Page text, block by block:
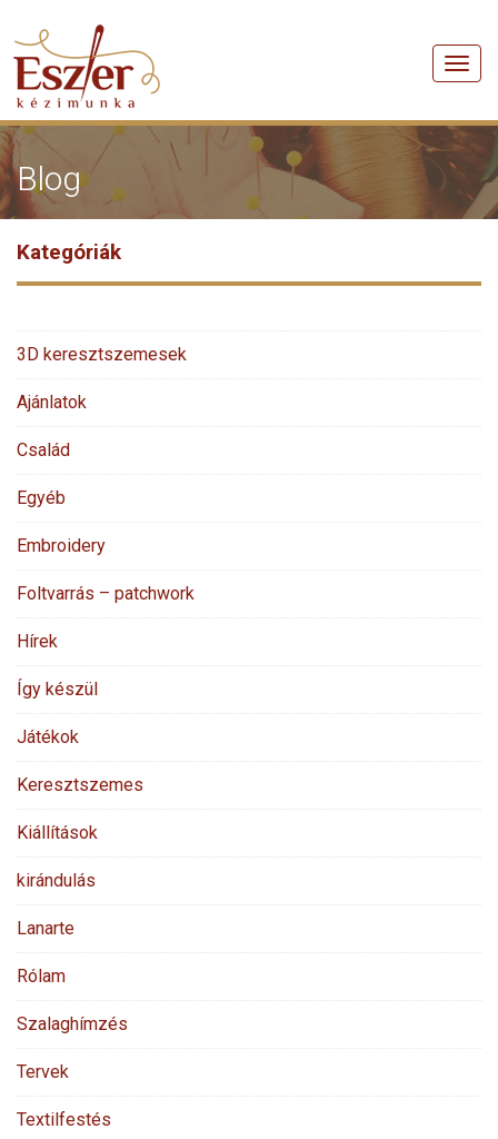
Menü
Blog
Kategóriák
3D keresztszemesek
Ajánlatok
Család
Egyéb
Embroidery
Foltvarrás – patchwork
Hírek
Így készül
Játékok
Keresztszemes
Kiállítások
kirándulás
Lanarte
Rólam
Szalaghímzés
Tervek
Textilfestés